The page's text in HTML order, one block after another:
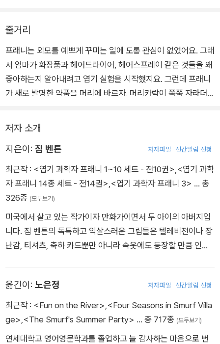
우고, ‘상상력’을 키우며, ‘차이’를 인정하는 성숙한 청소년으로
세상의 모든 어린이는 ‘타고난 과학자’다. 직접 만져 보거나 먹어
보지 않으면 안달하고, 마음대로 부수고 해부해 봐야 직성이 풀리
는 엽기적인 실험 과학자, 나를 둘러싼 모든 것이 궁금하고, 세상
의 어떤 선입견으로부터도 자유로운 아마추어 과학자가 바로 아
기심과 놀라운 상상력을 잃지 말고, 훌륭한 과학자로 성장해 주길
바란다.
줄거리
프래니는 외모를 예쁘게 꾸미는 일에 도통 관심이 없었어요. 그래
서 엄마가 화장품과 헤어드라이어, 헤어스프레이 같은 것들을 왜
좋아하는지 알아내려고 엽기 실험을 시작했지요. 그런데 프래니
가 새로 발명한 약품을 머리에 바르자, 머리카락이 쭉쭉 자라더니
리카락 괴물을 물리치고 평화를 되찾을 수 있을까요?
저자 소개
지은이: 짐 벤튼 저자파일 신간알림 신청
최근작 : <엽기 과학자 프래니 1~10 세트 - 전10권> <엽기 과학
자 프래니 14종 세트 - 전14권> <엽기 과학자 프래니 3> … 총
326종 (모두보기)
미국에서 살고 있는 작가이자 만화가이면서 두 아이의 아버지입
니다. 짐 벤튼의 독특하고 익살스러운 그림들은 텔레비전이나 장
난감, 티셔츠, 축하 카드뿐만 아니라 속옷에도 등장할 만큼 인기
다. 지금도 짐 벤튼이 일하는 작업실 안에는 흥미진진하고 재미있
는 많은 자료들이 어린이들을 위해 준비되어 있습니다.
옮긴이: 노은정 저자파일 신간알림 신청
최근작 : <Fun on the River> <Four Seasons in Smurf Villa
ge> <The Smurf's Summer Party> … 총 717종 (모두보기)
연세대학교 영어영문학과를 졸업하고 늘 감사하는 마음으로 번